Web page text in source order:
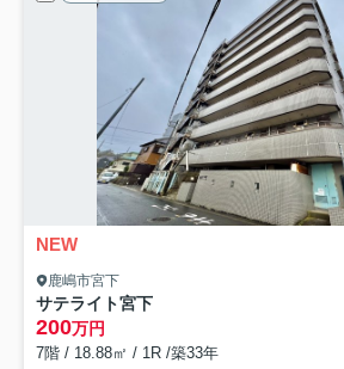
NEW
鹿嶋市宮下
サテライト宮下
200万円
7階 / 18.88㎡ / 1R /築33年